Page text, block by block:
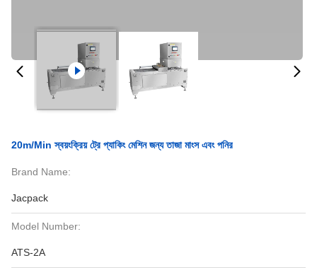
20m/Min স্বয়ংক্রিয় ট্রে প্যাকিং মেশিন জন্য তাজা মাংস এবং পনির
Brand Name:
Jacpack
Model Number:
ATS-2A